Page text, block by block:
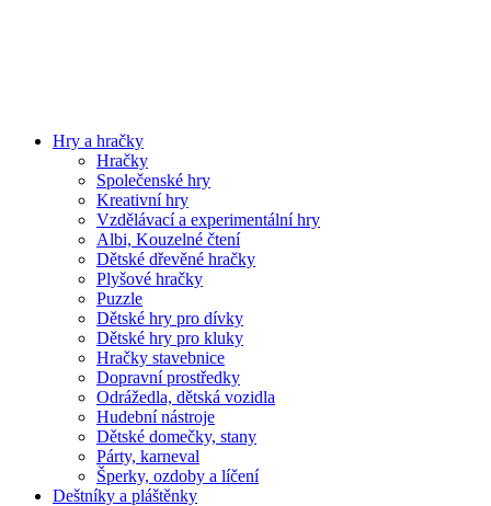
Hry a hračky
Hračky
Společenské hry
Kreativní hry
Vzdělávací a experimentální hry
Albi, Kouzelné čtení
Dětské dřevěné hračky
Plyšové hračky
Puzzle
Dětské hry pro dívky
Dětské hry pro kluky
Hračky stavebnice
Dopravní prostředky
Odrážedla, dětská vozidla
Hudební nástroje
Dětské domečky, stany
Párty, karneval
Šperky, ozdoby a líčení
Deštníky a pláštěnky